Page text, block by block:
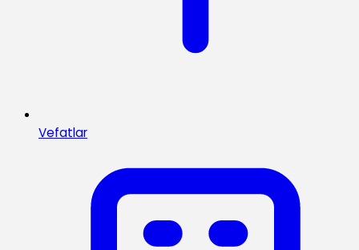
Vefatlar